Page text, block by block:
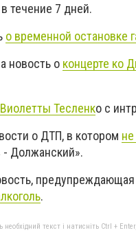
течение 7 дней.
о временной остановке
новость о концерте ко
Тесленко с
о ДТП, в котором
- Должанский».
.
текст і натисніть Ctrl +